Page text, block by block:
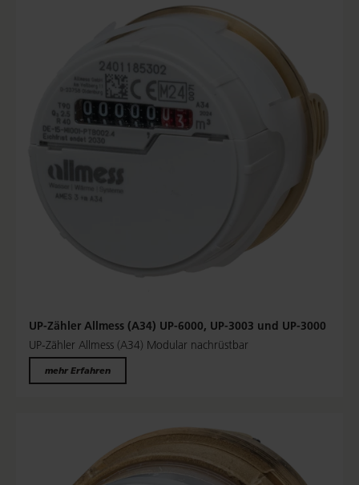
UP-Zähler Allmess (A34) UP-6000, UP-3003 und UP-3000
UP-Zähler Allmess (A34) Modular nachrüstbar
mehr Erfahren